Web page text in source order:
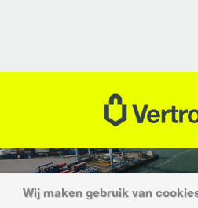
Wij maken gebruik van